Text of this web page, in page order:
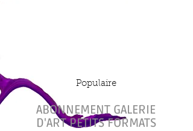
Populaire
ABONNEMENT GALERIE
D'ART PETITS FORMATS